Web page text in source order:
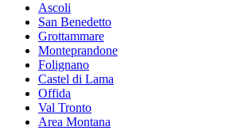
Ascoli
San Benedetto
Grottammare
Monteprandone
Folignano
Castel di Lama
Offida
Val Tronto
Area Montana